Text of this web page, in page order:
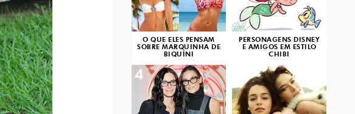
O QUE ELES PENSAM
SOBRE MARQUINHA DE
BIQUÍNI
PERSONAGENS DISNEY
E AMIGOS EM ESTILO
CHIBI
4